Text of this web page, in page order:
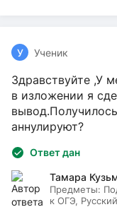
У Ученик
Здравствуйте ,У
в изложении я
аннулируют?
Ответ дан
Тамара
Предметы:
к ОГЭ,